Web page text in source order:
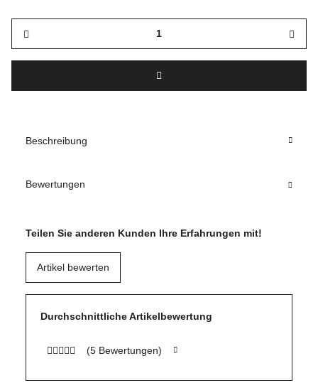
Beschreibung
Bewertungen
Durchschnittliche Artikelbewertung
(5 Bewertungen)
Teilen Sie anderen Kunden Ihre Erfahrungen mit!
Artikel bewerten